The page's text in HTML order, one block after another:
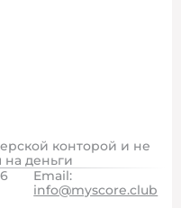
конторой и не
на деньги
Email:
info@myscore.club